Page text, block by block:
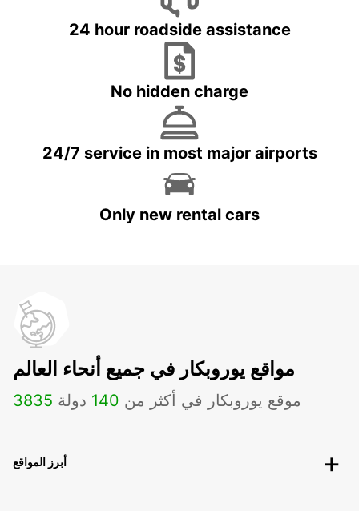
24 hour roadside assistance
No hidden charge
24/7 service in most major airports
Only new rental cars
مواقع يوروبكار في جميع أنحاء العالم
3835 موقع يوروبكار في أكثر من 140 دولة
أبرز المواقع